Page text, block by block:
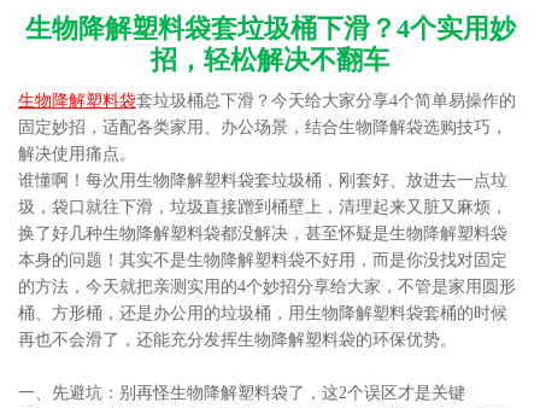
生物降解塑料袋套垃圾桶下滑？4个实用妙
招，轻松解决不翻车
生物降解塑料袋套垃圾桶总下滑？今天给大家分享4个简单易操作的
固定妙招，适配各类家用、办公场景，结合生物降解袋选购技巧，
解决使用痛点。
谁懂啊！每次用生物降解塑料袋套垃圾桶，刚套好、放进去一点垃
圾，袋口就往下滑，垃圾直接蹭到桶壁上，清理起来又脏又麻烦，
换了好几种生物降解塑料袋都没解决，甚至怀疑是生物降解塑料袋
本身的问题！其实不是生物降解塑料袋不好用，而是你没找对固定
的方法，今天就把亲测实用的4个妙招分享给大家，不管是家用圆形
桶、方形桶，还是办公用的垃圾桶，用生物降解塑料袋套桶的时候
再也不会滑了，还能充分发挥生物降解塑料袋的环保优势。
一、先避坑：别再怪生物降解塑料袋了，这2个误区才是关键